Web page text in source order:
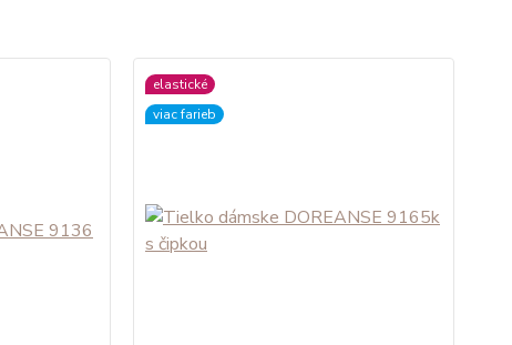
elastické
viac farieb